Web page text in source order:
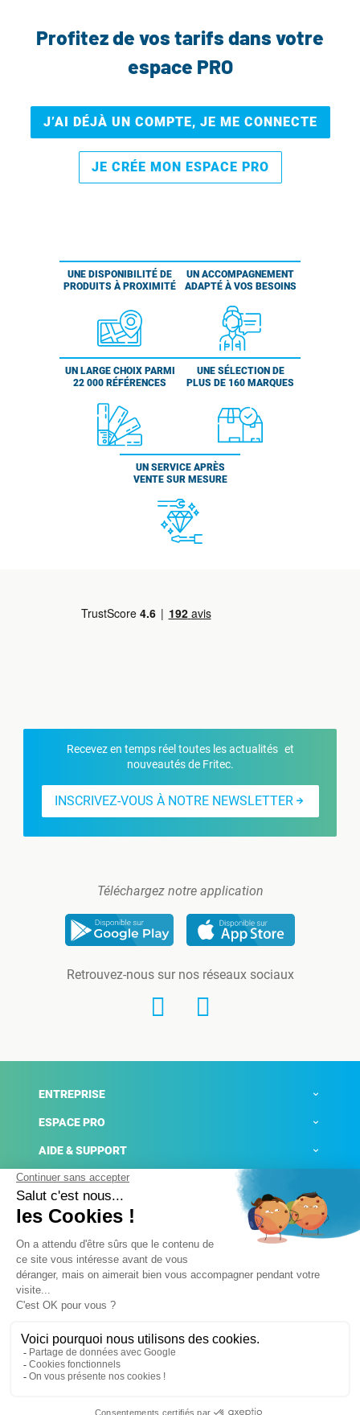
Profitez de vos tarifs dans votre
espace PRO
J’AI DÉJÀ UN COMPTE, JE ME CONNECTE
JE CRÉE MON ESPACE PRO
UNE DISPONIBILITÉ DE
PRODUITS À PROXIMITÉ
UN ACCOMPAGNEMENT
ADAPTÉ À VOS BESOINS
UN LARGE CHOIX PARMI
22 000 RÉFÉRENCES
UNE SÉLECTION DE
PLUS DE 160 MARQUES
UN SERVICE APRÈS
VENTE SUR MESURE
Recevez en temps réel toutes les actualités et
nouveautés de Fritec.
INSCRIVEZ-VOUS À NOTRE NEWSLETTER
Téléchargez notre application
Retrouvez-nous sur nos réseaux sociaux
ENTREPRISE
ESPACE PRO
AIDE & SUPPORT
ACTUALITÉS
Mentions légales
Conditions générales de ventes
Plateforme de signalement